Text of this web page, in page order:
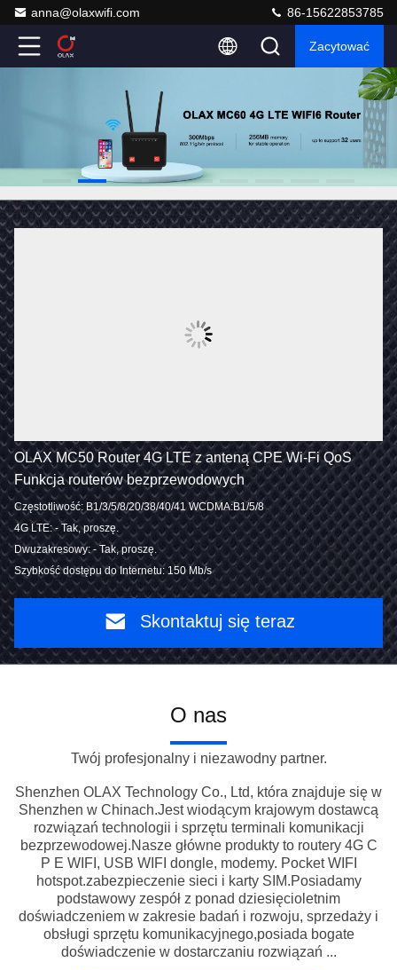
anna@olaxwifi.com 86-15622853785
Zacytować
OLAX MC50 Router 4G LTE z anteną CPE Wi-Fi QoS
Funkcja routerów bezprzewodowych
Częstotliwość: B1/3/5/8/20/38/40/41 WCDMA:B1/5/8
4G LTE: - Tak, proszę.
Dwuzakresowy: - Tak, proszę.
Szybkość dostępu do Internetu: 150 Mb/s
Skontaktuj się teraz
O nas
Twój profesjonalny i niezawodny partner.
Shenzhen OLAX Technology Co., Ltd, która znajduje się w
Shenzhen w Chinach.Jest wiodącym krajowym dostawcą
rozwiązań technologii i sprzętu terminali komunikacji
bezprzewodowej.Nasze główne produkty to routery 4G C
P E WIFI, USB WIFI dongle, modemy. Pocket WIFI
hotspot.zabezpieczenie sieci i karty SIM.Posiadamy
podstawowy zespół z ponad dziesięcioletnim
doświadczeniem w zakresie badań i rozwoju, sprzedaży i
obsługi sprzętu komunikacyjnego,posiada bogate
doświadczenie w dostarczaniu rozwiązań ...